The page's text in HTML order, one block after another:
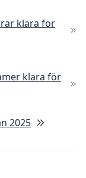
klara för
klara för
2025